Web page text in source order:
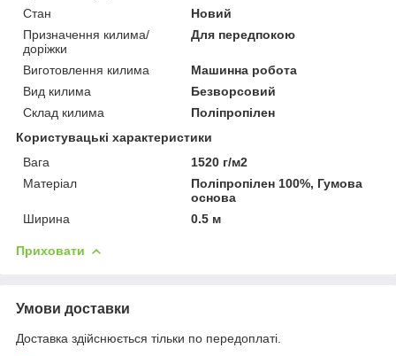
Стан
Новий
Призначення килима/
доріжки
Для передпокою
Виготовлення килима
Машинна робота
Вид килима
Безворсовий
Склад килима
Поліпропілен
Користувацькі характеристики
Вага
1520 г/м2
Матеріал
Поліпропілен 100%, Гумова
основа
Ширина
0.5 м
Приховати
Умови доставки
Доставка здійснюється тільки по передоплаті.